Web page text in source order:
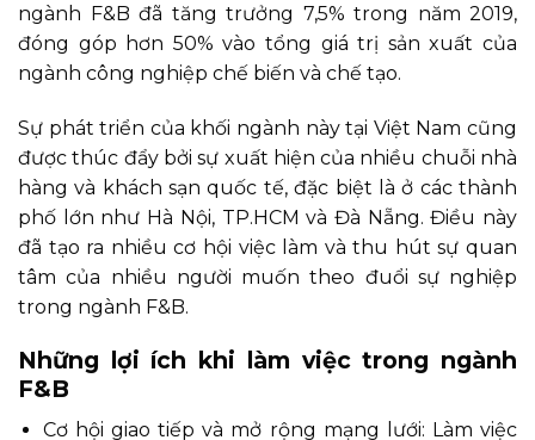
ngành F&B đã tăng trưởng 7,5% trong năm 2019,
đóng góp hơn 50% vào tổng giá trị sản xuất của
ngành công nghiệp chế biến và chế tạo.
Sự phát triển của khối ngành này tại Việt Nam cũng
được thúc đẩy bởi sự xuất hiện của nhiều chuỗi nhà
hàng và khách sạn quốc tế, đặc biệt là ở các thành
phố lớn như Hà Nội, TP.HCM và Đà Nẵng. Điều này
đã tạo ra nhiều cơ hội việc làm và thu hút sự quan
tâm của nhiều người muốn theo đuổi sự nghiệp
trong ngành F&B.
Những lợi ích khi làm việc trong ngành
F&B
Cơ hội giao tiếp và mở rộng mạng lưới: Làm việc